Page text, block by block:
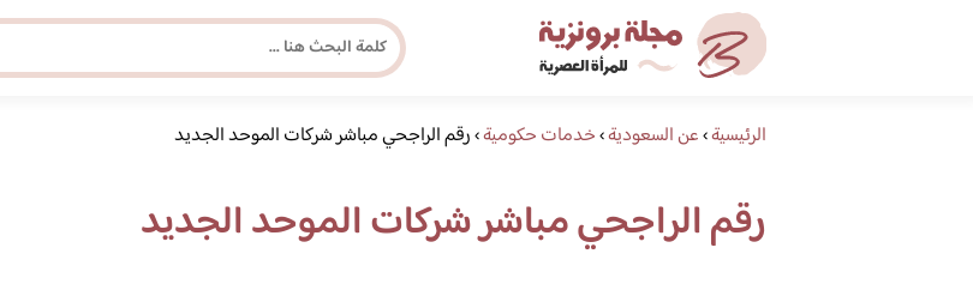
مجلة برونزية للفتاة العصرية
ابحث عن أي موضوع يهمك
الرئيسية›عن السعودية›خدمات حكومية›رقم الراجحي مباشر شركات الموحد الجديد
رقم الراجحي مباشر شركات الموحد الجديد